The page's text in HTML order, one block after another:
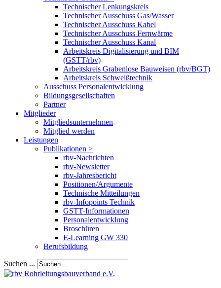
Technischer Lenkungskreis
Technischer Ausschuss Gas/Wasser
Technischer Ausschuss Kabel
Technischer Ausschuss Fernwärme
Technischer Ausschuss Kanal
Arbeitskreis Digitalisierung und BIM
(GSTT/rbv)
Arbeitskreis Grabenlose Bauweisen (rbv/BGT)
Arbeitskreis Schweißtechnik
Ausschuss Personalentwicklung
Bildungsgesellschaften
Partner
Mitglieder
Mitgliedsunternehmen
Mitglied werden
Leistungen
Publikationen >
rbv-Nachrichten
rbv-Newsletter
rbv-Jahresbericht
Positionen/Argumente
Technische Mitteilungen
rbv-Infopoints Technik
GSTT-Informationen
Personalentwicklung
Broschüren
E-Learning GW 330
Berufsbildung
Suchen ...